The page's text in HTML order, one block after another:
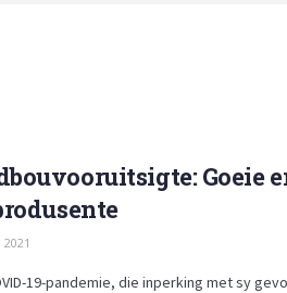
Goeie
19-pandemie, die inperking met sy